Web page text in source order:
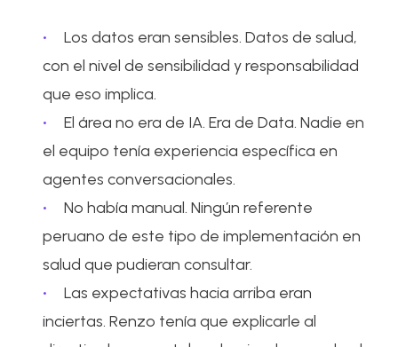
Los datos eran sensibles. Datos de salud,
con el nivel de sensibilidad y responsabilidad
que eso implica.
El área no era de IA. Era de Data. Nadie en
el equipo tenía experiencia específica en
agentes conversacionales.
No había manual. Ningún referente
peruano de este tipo de implementación en
salud que pudieran consultar.
Las expectativas hacia arriba eran
inciertas. Renzo tenía que explicarle al